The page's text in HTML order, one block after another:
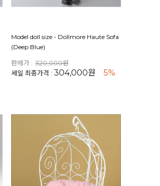
Model doll size - Dollmore Haute Sofa
(Deep Blue)
판매가 : 320,000원
세일 최종가격 : 304,000원 5%